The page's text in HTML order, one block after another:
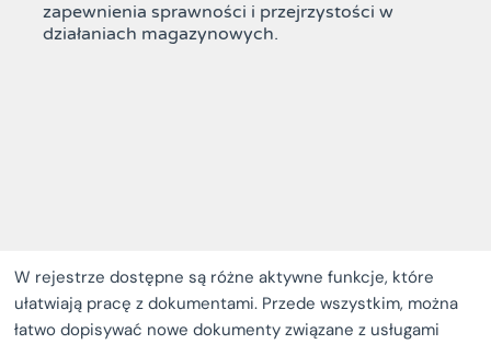
zapewnienia sprawności i przejrzystości w
działaniach magazynowych.
W rejestrze dostępne są różne aktywne funkcje, które
ułatwiają pracę z dokumentami. Przede wszystkim, można
łatwo dopisywać nowe dokumenty związane z usługami